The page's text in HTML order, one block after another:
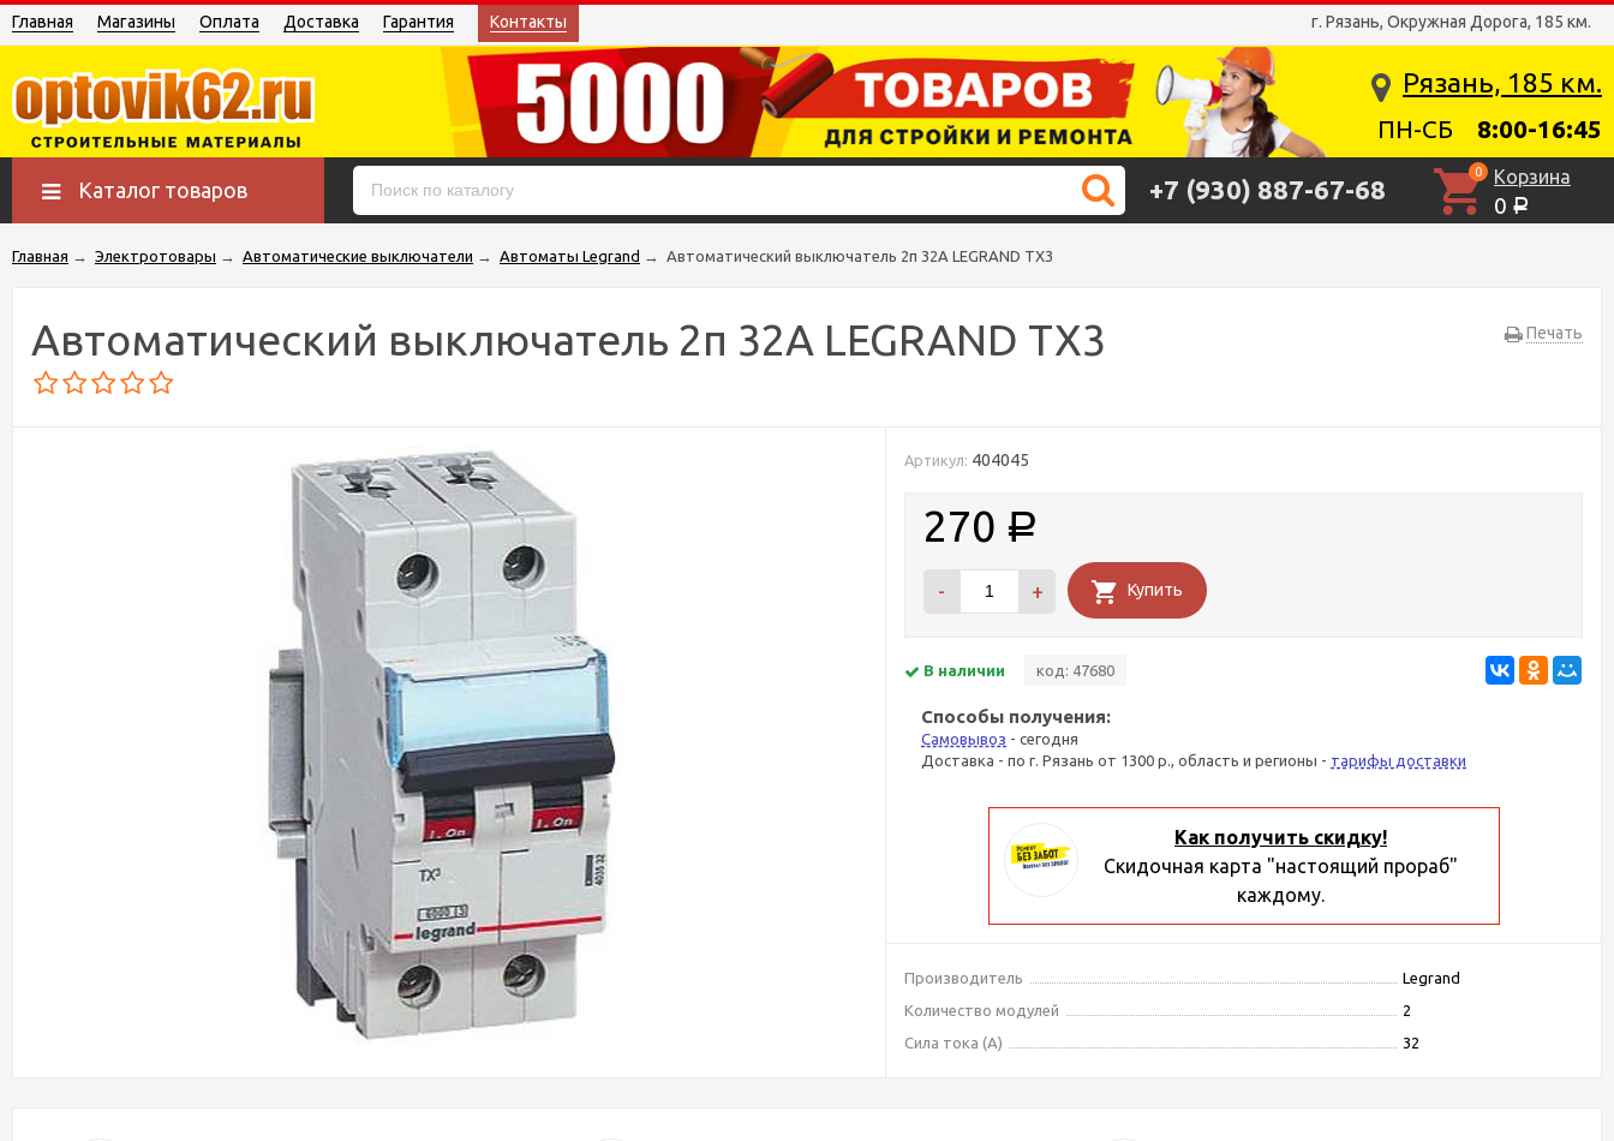
г. Рязань, Окружная Дорога, 185 км.
Главная Магазины Оплата Доставка Гарантия Контакты
Рязань, 185 км.
ПН-СБ 8:00-16:45
Каталог товаров +7 (930) 887-67-68
0 Корзина
0 Р
Главная → Электротовары → Автоматические выключатели → Автоматы Legrand → Автоматический выключатель 2п 32А LEGRAND ТХ3
Печать
Автоматический выключатель 2п 32А LEGRAND ТХ3
Артикул: 404045
270 Р
- + Купить
В наличии код: 47680
Способы получения:
Самовывоз - сегодня
Доставка - по г. Рязань от 1300 р., область и регионы - тарифы доставки
Как получить скидку!
Скидочная карта "настоящий прораб"
каждому.
Производитель
Legrand
Количество модулей
2
Сила тока (А)
32